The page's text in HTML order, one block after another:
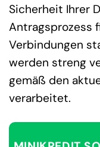
Sicherheit Ihrer
Antragsprozess
Verbindungen
werden streng
gemäß den
verarbeitet.